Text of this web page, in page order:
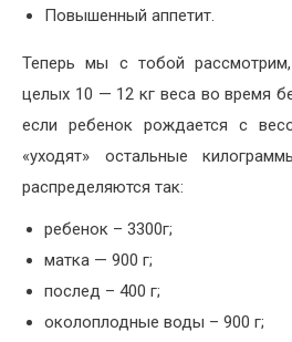
Повышенный аппетит.
Теперь мы с тобой
целых 10 — 12 кг веса во время
если ребенок рождается с
«уходят» остальные
распределяются так:
ребенок – 3300г;
матка — 900 г;
послед – 400 г;
околоплодные воды – 900 г;